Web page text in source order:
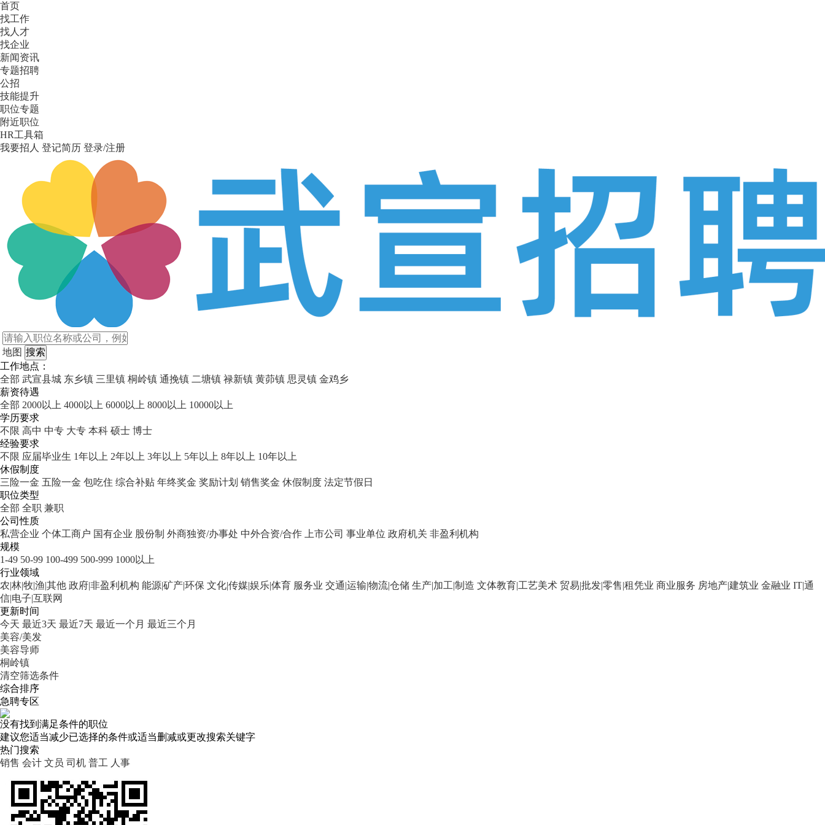
首页
找工作
找人才
找企业
新闻资讯
专题招聘
公招
技能提升
职位专题
附近职位
HR工具箱
我要招人 登记简历 登录/注册
地图
工作地点：
全部 武宣县城 东乡镇 三里镇 桐岭镇 通挽镇 二塘镇 禄新镇 黄茆镇 思灵镇 金鸡乡
薪资待遇
全部 2000以上 4000以上 6000以上 8000以上 10000以上
学历要求
不限 高中 中专 大专 本科 硕士 博士
经验要求
不限 应届毕业生 1年以上 2年以上 3年以上 5年以上 8年以上 10年以上
休假制度
三险一金 五险一金 包吃住 综合补贴 年终奖金 奖励计划 销售奖金 休假制度 法定节假日
职位类型
全部 全职 兼职
公司性质
私营企业 个体工商户 国有企业 股份制 外商独资/办事处 中外合资/合作 上市公司 事业单位 政府机关 非盈利机构
规模
1-49 50-99 100-499 500-999 1000以上
行业领域
农|林|牧|渔|其他 政府|非盈利机构 能源|矿产|环保 文化|传媒|娱乐|体育 服务业 交通|运输|物流|仓储 生产|加工|制造 文体教育|工艺美术 贸易|批发|零售|租凭业 商业服务 房地产|建筑业 金融业 IT|通
信|电子|互联网
更新时间
今天 最近3天 最近7天 最近一个月 最近三个月
美容/美发
美容导师
桐岭镇
清空筛选条件
综合排序
急聘专区
没有找到满足条件的职位
建议您适当减少已选择的条件或适当删减或更改搜索关键字
热门搜索
销售 会计 文员 司机 普工 人事